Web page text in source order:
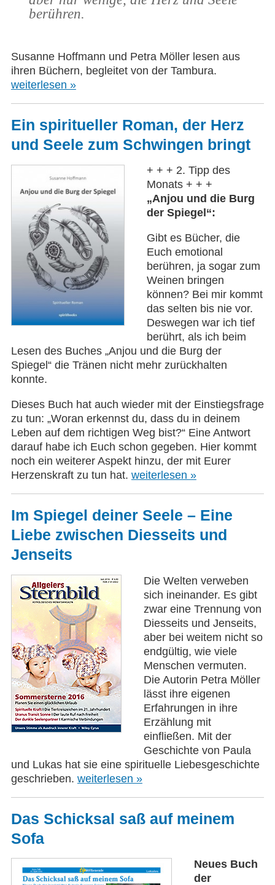
berühren.
Susanne Hoffmann und Petra Möller lesen aus
ihren Büchern, begleitet von der Tambura.
weiterlesen »
Ein spiritueller Roman, der Herz
und Seele zum Schwingen bringt
+ + + 2. Tipp des
Monats + + +
„Anjou und die Burg
der Spiegel“:
Gibt es Bücher, die
Euch emotional
berühren, ja sogar zum
Weinen bringen
können? Bei mir kommt
das selten bis nie vor.
Deswegen war ich tief
berührt, als ich beim
Lesen des Buches „Anjou und die Burg der
Spiegel“ die Tränen nicht mehr zurückhalten
konnte.
Dieses Buch hat auch wieder mit der Einstiegsfrage
zu tun: „Woran erkennst du, dass du in deinem
Leben auf dem richtigen Weg bist?“ Eine Antwort
darauf habe ich Euch schon gegeben. Hier kommt
noch ein weiterer Aspekt hinzu, der mit Eurer
Herzenskraft zu tun hat. weiterlesen »
Im Spiegel deiner Seele – Eine
Liebe zwischen Diesseits und
Jenseits
Die Welten verweben
sich ineinander. Es gibt
zwar eine Trennung von
Diesseits und Jenseits,
aber bei weitem nicht so
endgültig, wie viele
Menschen vermuten.
Die Autorin Petra Möller
lässt ihre eigenen
Erfahrungen in ihre
Erzählung mit
einfließen. Mit der
Geschichte von Paula
und Lukas hat sie eine spirituelle Liebesgeschichte
geschrieben. weiterlesen »
Das Schicksal saß auf meinem
Sofa
Neues Buch
der